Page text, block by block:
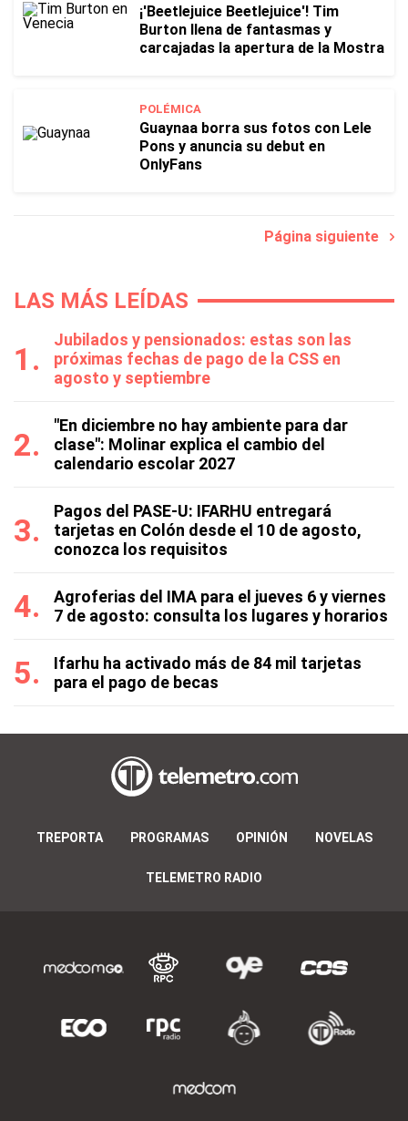
¡'Beetlejuice Beetlejuice'! Tim
Burton llena de fantasmas y
carcajadas la apertura de la Mostra
POLÉMICA
Guaynaa borra sus fotos con Lele
Pons y anuncia su debut en
OnlyFans
Página siguiente
LAS MÁS LEÍDAS
Jubilados y pensionados: estas son las
próximas fechas de pago de la CSS en
agosto y septiembre
"En diciembre no hay ambiente para dar
clase": Molinar explica el cambio del
calendario escolar 2027
Pagos del PASE-U: IFARHU entregará
tarjetas en Colón desde el 10 de agosto,
conozca los requisitos
Agroferias del IMA para el jueves 6 y viernes
7 de agosto: consulta los lugares y horarios
Ifarhu ha activado más de 84 mil tarjetas
para el pago de becas
TREPORTA PROGRAMAS OPINIÓN NOVELAS
TELEMETRO RADIO